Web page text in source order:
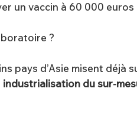
un vaccin à 60 000 euros
?
pays d’Asie misent
industrialisation du sur-